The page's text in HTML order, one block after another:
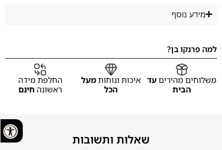
מידע נוסף
למה פרנקו בן?
משלוחים מהיריםעד
הבית
איכות ונוחותמעל
הכל
החלפת מידה
ראשונה חינם
שאלות ותשובות